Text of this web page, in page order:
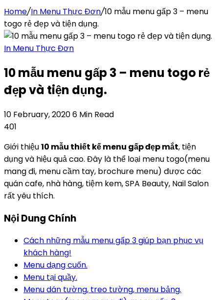
Home/In Menu Thực Đơn/10 mẫu menu gấp 3 – menu
togo rẻ đẹp và tiện dụng.
In Menu Thực Đơn
10 mẫu menu gấp 3 – menu togo rẻ
đẹp và tiện dụng.
10 February, 20206 Min Read
401
Giới thiệu10 mẫu thiết kế menu gấp đẹp mắt, tiện
dụng và hiệu quả cao. Đây là thể loại menu togo(menu
mang đi, menu cầm tay, brochure menu) được các
quán cafe, nhà hàng, tiệm kem, SPA Beauty, Nail Salon
rất yêu thích.
Nội Dung Chính
Cách những mẫu menu gấp 3 giúp bạn phục vụ
khách hàng!
Menu dạng cuốn.
Menu tại quầy.
Menu dán tường, treo tường, menu bảng.